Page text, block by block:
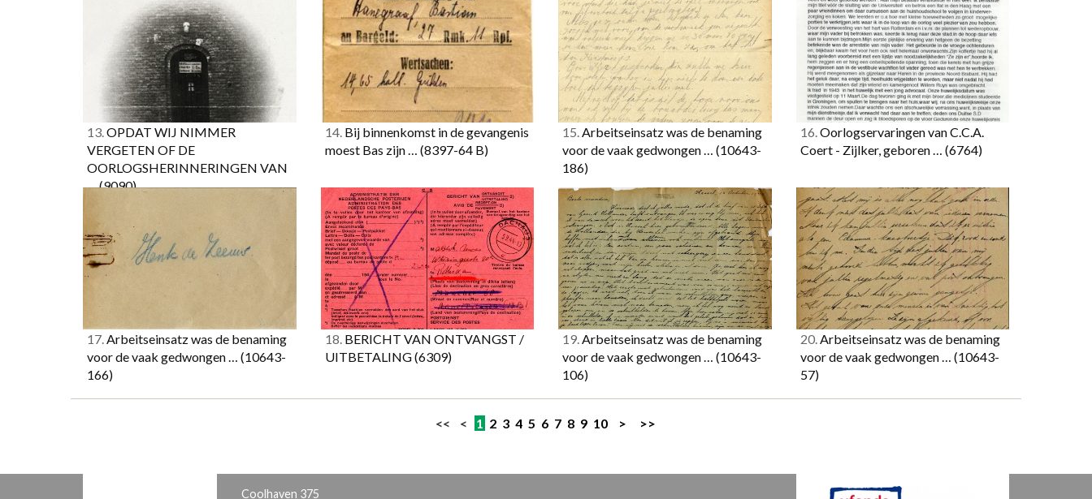
13.OPDAT WIJ NIMMER
VERGETEN OF DE
OORLOGSHERINNERINGEN VAN
…(9090)
14.Bij binnenkomst in de gevangenis
moest Bas zijn … (8397-64 B)
15.Arbeitseinsatz was de benaming
voor de vaak gedwongen … (10643-
186)
16.Oorlogservaringen van C.C.A.
Coert - Zijlker, geboren … (6764)
17.Arbeitseinsatz was de benaming
voor de vaak gedwongen … (10643-
166)
18.BERICHT VAN ONTVANGST /
UITBETALING(6309)
19.Arbeitseinsatz was de benaming
voor de vaak gedwongen … (10643-
106)
20.Arbeitseinsatz was de benaming
voor de vaak gedwongen … (10643-
57)
<< < 1 2 3 4 5 6 7 8 9 10 > >>
Coolhaven 375